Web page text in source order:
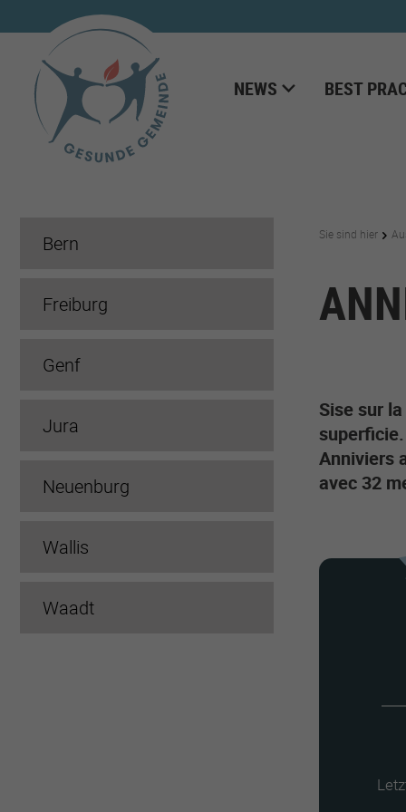
NEWS BEST
Bern
Freiburg
Genf
Jura
Neuenburg
Wallis
Waadt
Sie sind hier
Sise sur
Anniviers
avec 32